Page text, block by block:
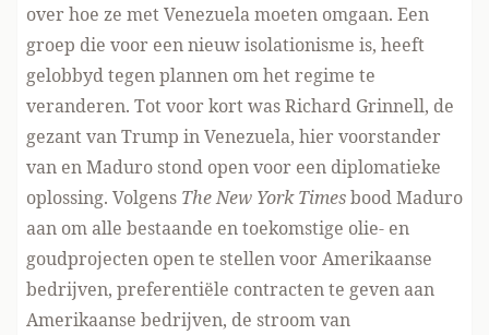
over hoe ze met Venezuela moeten omgaan. Een
groep die voor een nieuw isolationisme is, heeft
gelobbyd tegenplannen om het regime te
veranderen. Tot voor kort was Richard Grinnell, de
gezant van Trump in Venezuela, hier voorstander
van en Maduro stond open voor een diplomatieke
oplossing. Volgens The New York Timesbood Maduro
aan om alle bestaande en toekomstige olie- en
goudprojecten open te stellen voor Amerikaanse
bedrijven, preferentiële contracten te geven aan
Amerikaanse bedrijven, de stroom van